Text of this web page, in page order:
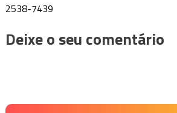
2538-7439
Deixe o seu comentário